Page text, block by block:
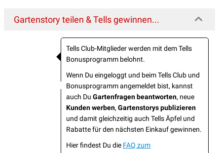
Gartenstory teilen & Tells gewinnen...
Tells Club-Mitglieder werden mit dem Tells
Bonusprogramm belohnt.
Wenn Du eingeloggt und beim Tells Club und
Bonusprogramm angemeldet bist, kannst
auch Du Gartenfragen beantworten, neue
Kunden werben, Gartenstorys publizieren
und damit gleichzeitig auch Tells Äpfel und
Rabatte für den nächsten Einkauf gewinnen.
Hier findest Du die FAQ zum